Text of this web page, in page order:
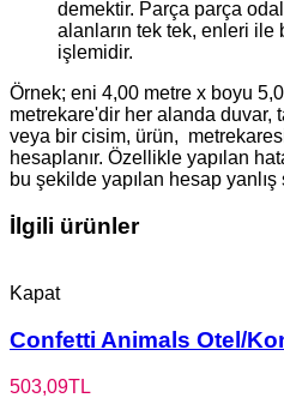
demektir. Parça parça
alanların tek tek, enleri ile
işlemidir.
Örnek; eni 4,00 metre x boyu
metrekare'dir her alanda duvar,
veya bir cisim, ürün,
hesaplanır. Özellikle yapılan
bu şekilde yapılan hesap yanlış
İlgili ürünler
Kapat
Confetti Animals Otel/
503,09TL